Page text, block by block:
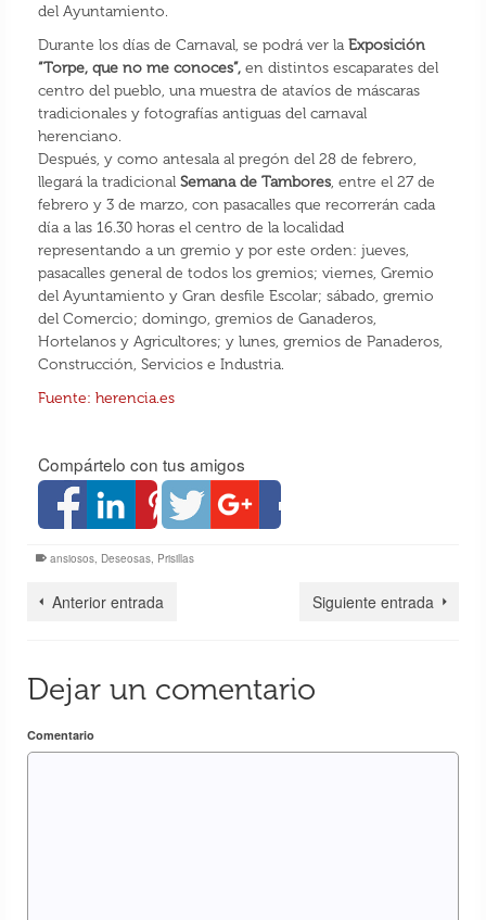
del Ayuntamiento.
Durante los días de Carnaval, se podrá ver la Exposición
“Torpe, que no me conoces”,en distintos escaparates del
centro del pueblo, una muestra de atavíos de máscaras
tradicionales y fotografías antiguas del carnaval
herenciano.
Después, y como antesala al pregón del 28 de febrero,
llegará la tradicional Semana de Tambores, entre el 27 de
febrero y 3 de marzo, con pasacalles que recorrerán cada
día a las 16.30 horas el centro de la localidad
representando a un gremio y por este orden: jueves,
pasacalles general de todos los gremios; viernes, Gremio
del Ayuntamiento y Gran desfile Escolar; sábado, gremio
del Comercio; domingo, gremios de Ganaderos,
Hortelanos y Agricultores; y lunes, gremios de Panaderos,
Construcción, Servicios e Industria.
Fuente: herencia.es
Compártelo con tus amigos
ansiosos, Deseosas, Prisillas
Anterior entrada Siguiente entrada
Dejar un comentario
Comentario